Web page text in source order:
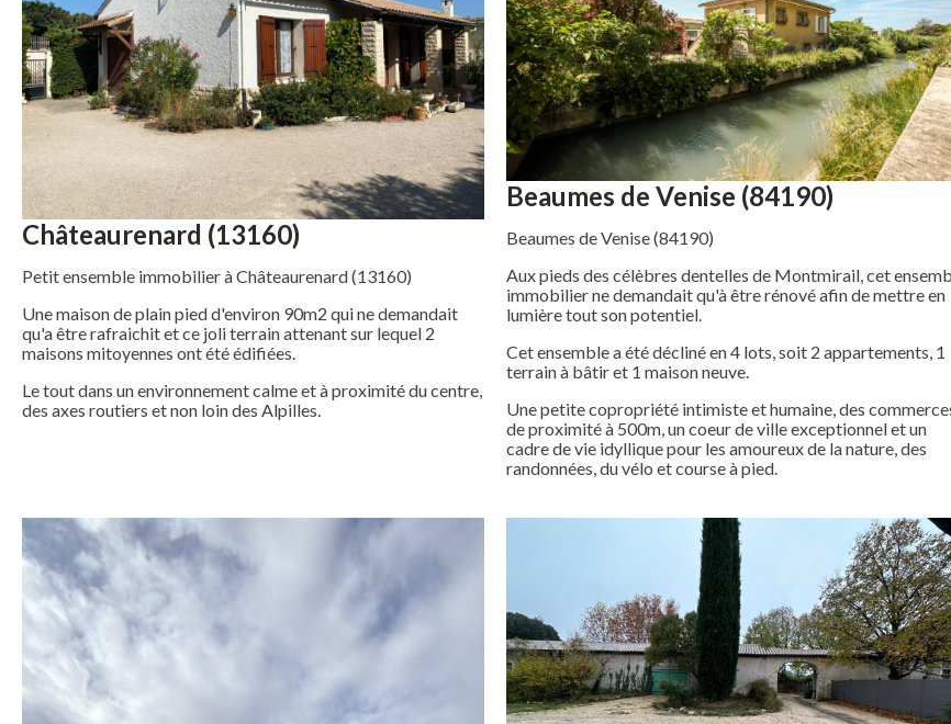
Châteaurenard (13160)
Petit ensemble immobilier à Châteaurenard (13160)
Une maison de plain pied d'environ 90m2 qui ne demandait
qu'a être rafraichit et ce joli terrain attenant sur lequel 2
maisons mitoyennes ont été édifiées.
Le tout dans un environnement calme et à proximité du centre,
des axes routiers et non loin des Alpilles.
Beaumes de Venise (84190)
Beaumes de Venise (84190)
Aux pieds des célèbres dentelles de Montmirail, cet
immobilier ne demandait qu'à être rénové afin de mettre en
lumière tout son potentiel.
Cet ensemble a été décliné en 4 lots, soit 2 appartements, 1
terrain à bâtir et 1 maison neuve.
Une petite copropriété intimiste et humaine, des
de proximité à 500m, un coeur de ville exceptionnel et un
cadre de vie idyllique pour les amoureux de la nature, des
randonnées, du vélo et course à pied.